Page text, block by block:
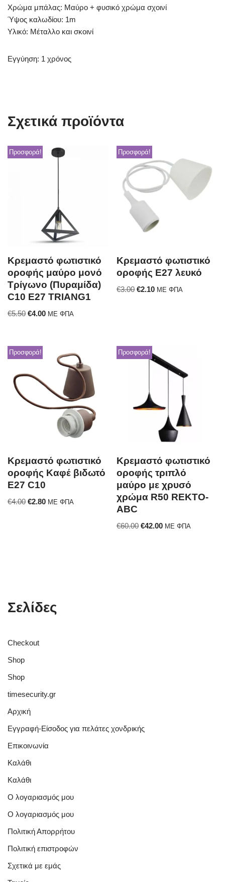
Χρώμα μπάλας: Μαύρο + φυσικό χρώμα σχοινί
Ύψος καλωδίου: 1m
Υλικό: Μέταλλο και σκοινί
Εγγύηση: 1 χρόνος
Σχετικά προϊόντα
Προσφορά!
Κρεμαστό φωτιστικό
οροφής μαύρο μονό
Τρίγωνο (Πυραμίδα)
C10 Ε27 TRIANG1
€5.50 €4.00 ΜΕ ΦΠΑ
Προσφορά!
Κρεμαστό φωτιστικό
οροφής E27 λευκό
€3.00 €2.10 ΜΕ ΦΠΑ
Προσφορά!
Κρεμαστό φωτιστικό
οροφής Καφέ βιδωτό
E27 C10
€4.00 €2.80 ΜΕ ΦΠΑ
Προσφορά!
Κρεμαστό φωτιστικό
οροφής τριπλό
μαύρο με χρυσό
χρώμα R50 REKTO-
ABC
€60.00 €42.00 ΜΕ ΦΠΑ
Σελίδες
Checkout
Shop
Shop
timesecurity.gr
Αρχική
Εγγραφή-Είσοδος για πελάτες χονδρικής
Επικοινωνία
Καλάθι
Καλάθι
Ο λογαριασμός μου
Ο λογαριασμός μου
Πολιτική Απορρήτου
Πολιτική επιστροφών
Σχετικά με εμάς